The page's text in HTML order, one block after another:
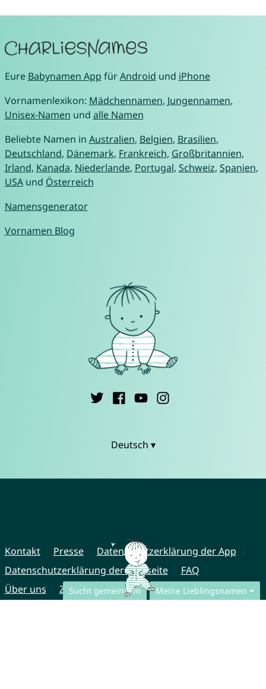
Sucht gemeinsam Meine Lieblingsnamen
Eure Babynamen App fürAndroid und iPhone
Vornamenlexikon: Mädchennamen, Jungennamen,
Unisex-Namen und alle Namen
Beliebte Namen in Australien, Belgien, Brasilien,
Deutschland, Dänemark, Frankreich, Großbritannien,
Irland, Kanada, Niederlande, Portugal, Schweiz, Spanien,
USAund Österreich
Namensgenerator
Vornamen Blog
Deutsch ▾
Kontakt Presse
Datenschutzerklärung der App
Datenschutzerklärung der Webseite
FAQ
Über uns
Zusammenarbeit Impressum